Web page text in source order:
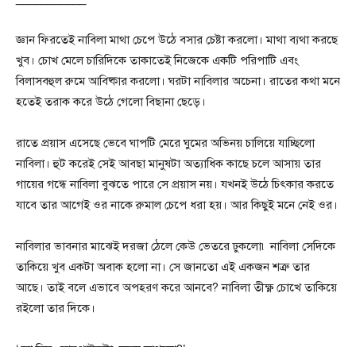
জ্ঞান ফিরতেই নাবিলা মাথা চেপে উঠে বসার চেষ্টা করলো। মাথা ব্যথা করছে
খুব। চোখ মেলে চারিদিকে তাকাতেই নিজেকে একটি পরিপাটি এবং
বিলাসবহুল রুমে আবিষ্কার করলো। ঘরটা নাবিলার অচেনা। রাতের কথা মনে
হতেই তরাক করে উঠে গেলো বিছানা ছেড়ে।
রাতে প্রয়াস এসেছে ভেবে ঘাপটি মেরে ঘুমের অভিনয় চালিয়ে যাচ্ছিলো
নাবিলা। হুট করেই সেই আবছা মানুষটা অত্যাধিক কাছে চলে আসায় তার
গায়ের গন্ধে নাবিলা বুঝতে পারে সে প্রয়াস নয়। যখনই উঠে চিৎকার করতে
যাবে তার আগেই ওর নাকে রুমাল চেপে ধরা হয়। আর কিছুই মনে নেই ওর।
নাবিলার ভাবনার মাঝেই দরজা ঠেলে কেউ ভেতরে ঢুকলো৷ নাবিলা সেদিকে
তাকিয়ে খুব একটা অবাক হলো না। সে জানতো এই একজন শত্রু তার
আছে। তাই বলে এভাবে অপহরণ করে আনবে? নাবিলা তীক্ষ্ণ চোখে তাকিয়ে
রইলো তার দিকে।